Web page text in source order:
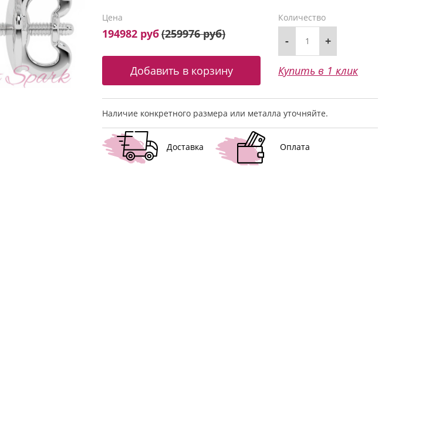
Цена
194982 руб(259976 руб)
Количество
- +
Купить в 1 клик
Наличие конкретного размера или металла уточняйте.
Доставка Оплата